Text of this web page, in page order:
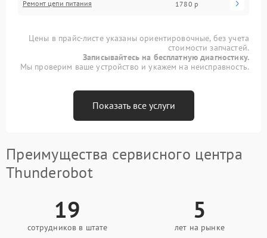
Ремонт цепи питания 1780 р
Цены в прайс-листе указаны ориентировочные, без учета
стоимости запчастей.
Записывайтесь на бесплатную диагностику.
Мы проверим ваше устройство и укажем на неисправность.
Показать все услуги
Преимущества сервисного центра
Thunderobot
19
сотрудников в штате
5
лет на рынке